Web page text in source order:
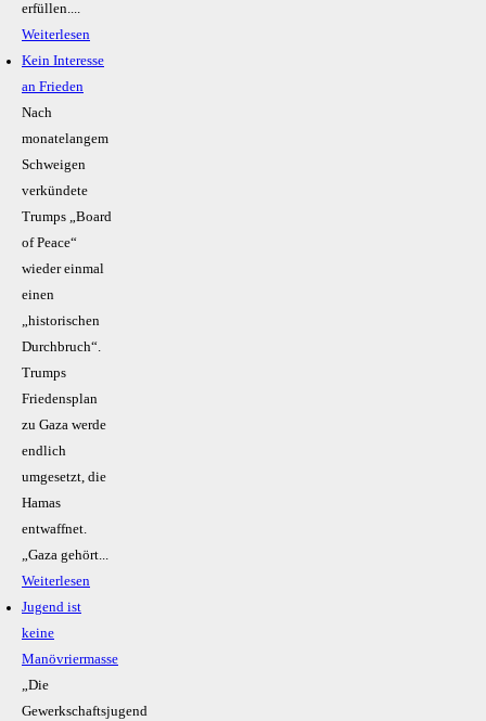
erfüllen....
Weiterlesen
Kein Inte­resse
an Frieden
Nach
monatelangem
Schweigen
verkündete
Trumps „Board
of Peace“
wieder einmal
einen
„historischen
Durchbruch“.
Trumps
Friedensplan
zu Gaza werde
endlich
umgesetzt, die
Hamas
entwaffnet.
„Gaza gehört...
Weiterlesen
Jugend ist
keine
Manövriermasse
„Die
Gewerkschaftsjugend